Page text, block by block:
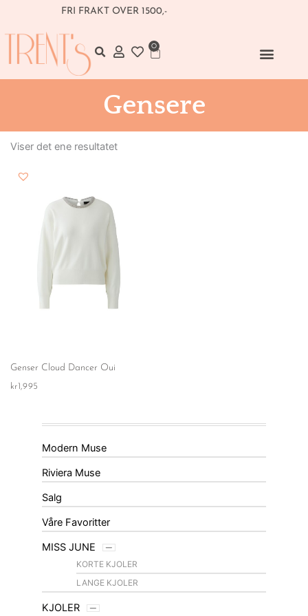
innholdet
FRI FRAKT OVER 1500,-
0
Handlekurv
Gensere
Modern Muse
Riviera Muse
Salg
Våre Favoritter
MISS JUNE
KORTE KJOLER
LANGE KJOLER
KJOLER
Viser det ene resultatet
Genser Cloud Dancer Oui
kr 1,995